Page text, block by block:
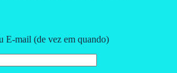
E-mail (de vez em quando)